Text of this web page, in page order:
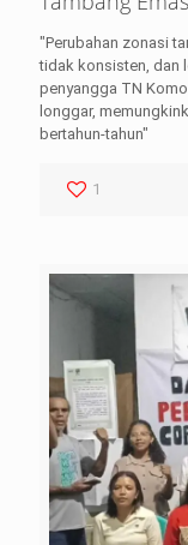
"Perubahan zonasi
tidak konsisten, dan
penyangga TN
longgar,
bertahun-tahun"
1